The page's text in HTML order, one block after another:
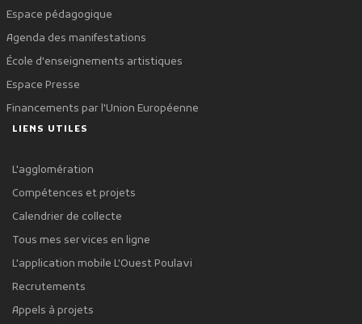
Espace pédagogique
Agenda des manifestations
École d'enseignements artistiques
Espace Presse
Financements par l'Union Européenne
LIENS UTILES
L'agglomération
Compétences et projets
Calendrier de collecte
Tous mes services en ligne
L'application mobile L'Ouest Poulavi
Recrutements
Appels à projets